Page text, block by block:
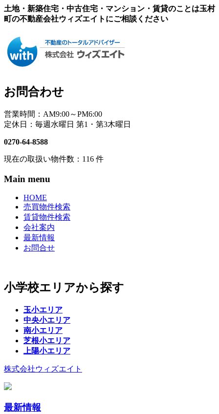
土地・新築住宅・中古住宅・マンション・賃貸のことは玉村
町の不動産会社ウィズエイトにご相談ください
お問合わせ
営業時間：AM9:00～PM6:00
定休日：毎週水曜日 第1・第3木曜日
0270-64-8588
現在の取扱い物件数： 116 件
Main menu
HOME
売買物件検索
賃貸物件検索
会社案内
最新情報
お問合せ
小学校エリアから探す
玉小エリア
中央小エリア
南小エリア
芝根小エリア
上陽小エリア
株式会社ウィズエイト
最新情報